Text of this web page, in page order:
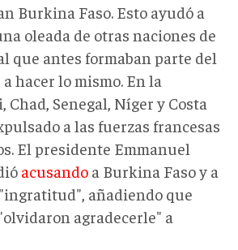
Burkina Faso. Esto ayudó a
oleada de otras naciones de
que antes formaban parte del
hacer lo mismo. En la
Senegal, Níger y Costa
a las fuerzas francesas
El presidente Emmanuel
acusando a Burkina Faso y a
añadiendo que
agradecerle" a